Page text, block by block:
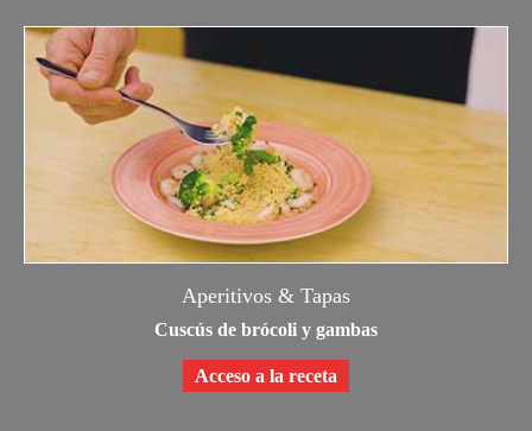
Aperitivos & Tapas
Cuscús de brócoli y gambas
Acceso a la receta